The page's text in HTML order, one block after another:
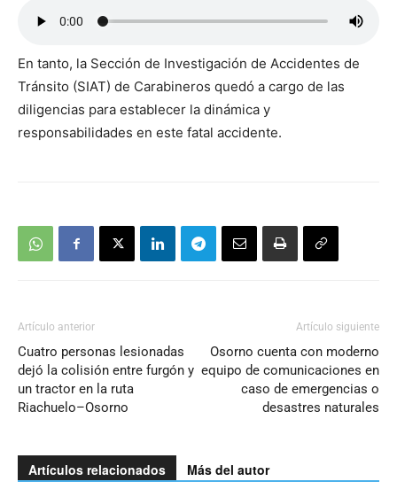
En tanto, la Sección de Investigación de Accidentes de
Tránsito (SIAT) de Carabineros quedó a cargo de las
diligencias para establecer la dinámica y
responsabilidades en este fatal accidente.
Artículo anterior
Cuatro personas lesionadas
dejó la colisión entre furgón y
un tractor en la ruta
Riachuelo–Osorno
Artículo siguiente
Osorno cuenta con moderno
equipo de comunicaciones en
caso de emergencias o
desastres naturales
Artículos relacionados Más del autor